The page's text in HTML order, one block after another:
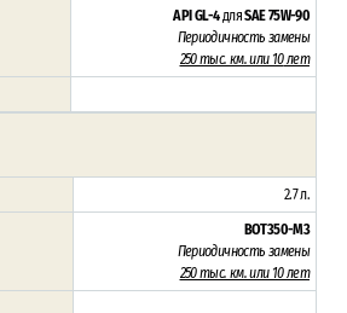
API GL-4дляSAE 75W-90
Периодичность замены
250 тыс. км. или 10лет
2.7 л.
BOT350-M3
Периодичность замены
250 тыс. км. или 10 лет